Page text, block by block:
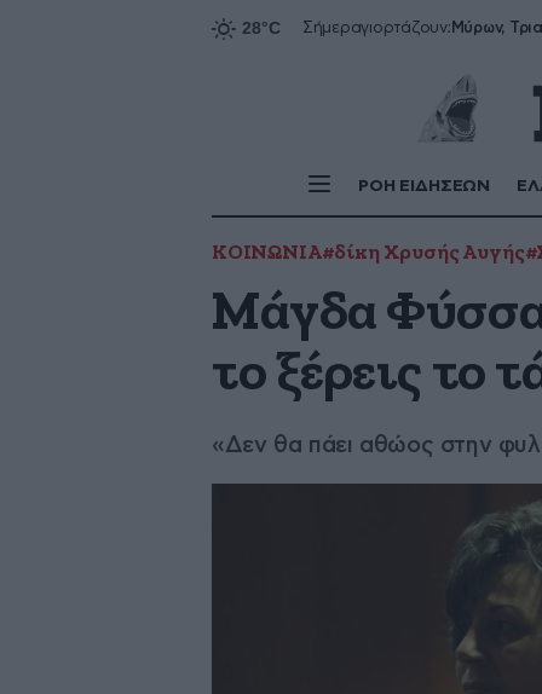
Σήμεραγιορτάζουν:
ΡΟΗ ΕΙΔΗΣΕΩΝ
ΚΟΙΝΩΝΙΑ#δίκη Χρυσής Αυγής
Μάγδα
το ξέρεις το
«Δεν θα πάει αθώος στην